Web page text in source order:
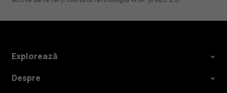
Explorează
Despre